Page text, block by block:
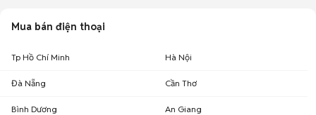
Mua bán điện thoại
Tp Hồ Chí Minh Hà Nội
Đà Nẵng Cần Thơ
Bình Dương
An Giang